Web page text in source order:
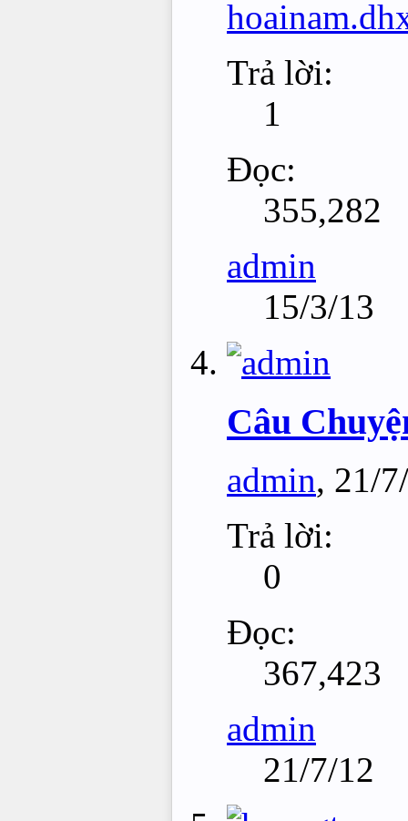
Trả lời:
1
Đọc:
355,282
admin
15/3/13
Câu
admin, 21/
Trả lời:
0
Đọc:
367,423
admin
21/7/12